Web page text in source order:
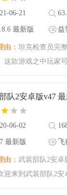
06-21
最新版 益
由： 坦克检查员完
这款游戏之中玩家
队2安卓版v47
06-02
最新版
由： 武装部队2安卓
迎来到武装部队2